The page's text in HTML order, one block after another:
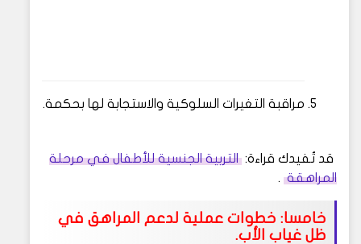
مراقبة التغيرات السلوكية والاستجابة لها بحكمة.
قد تُفيدك قراءة: التربية الجنسية للأطفال في مرحلة
المراهقة .
خامسا: خطوات عملية لدعم المراهق في
ظل غياب الأب.